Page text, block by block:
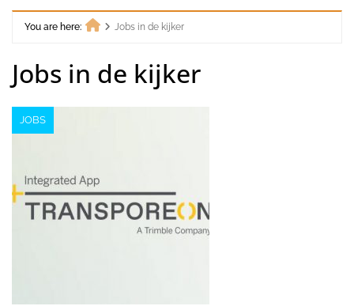
You are here:
Jobs in de kijker
Jobs in de kijker
JOBS